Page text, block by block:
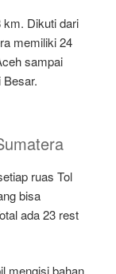
km. Dikuti dari
memiliki 24
sampai
ruas Tol
bisa
ada 23 rest
mengisi bahan